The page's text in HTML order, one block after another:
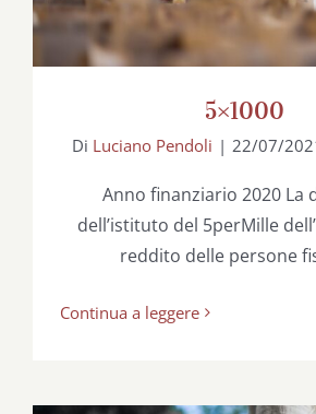
5×1000
Di Luciano Pendoli | 22/07/
Anno finanziario 2020 La
dell’istituto del 5perMille
reddito delle persone
Continua a leggere